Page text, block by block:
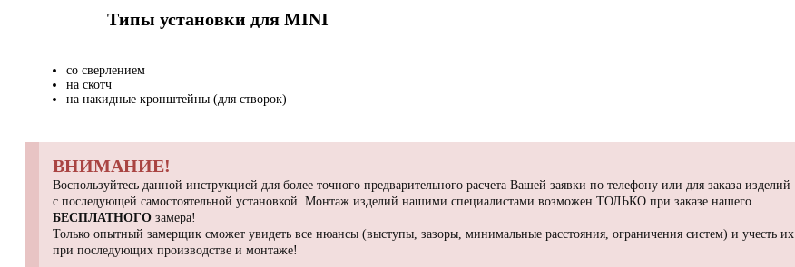
Типы установки для MINI
со сверлением
на скотч
на накидные кронштейны (для створок)
ВНИМАНИЕ!
Воспользуйтесь данной инструкцией для более точного предварительного расчета Вашей заявки по телефону или для заказа изделий
с последующей самостоятельной установкой. Монтаж изделий нашими специалистами возможен ТОЛЬКО при заказе нашего
БЕСПЛАТНОГО замера!
Только опытный замерщик сможет увидеть все нюансы (выступы, зазоры, минимальные расстояния, ограничения систем) и учесть их
при последующих производстве и монтаже!